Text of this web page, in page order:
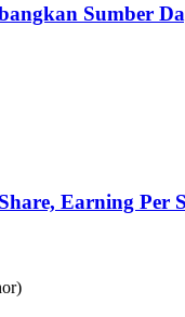
Sumber
Earning Per